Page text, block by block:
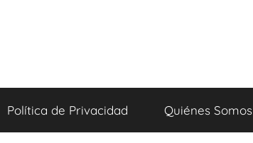
Política de Privacidad Quiénes Somos